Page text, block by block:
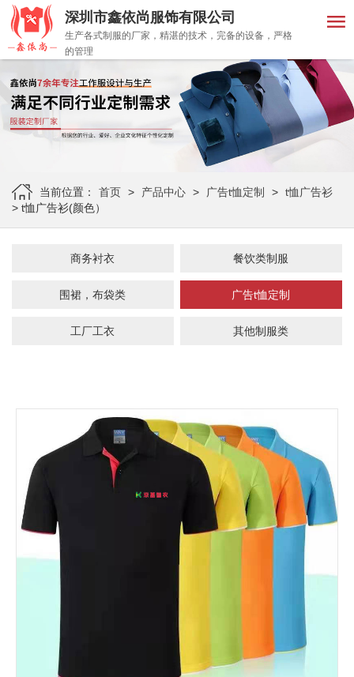
深圳市鑫依尚服饰有限公司
生产各式制服的厂家，精湛的技术，完备的设备，严格
的管理
MENU
首页
商务衬衣
餐饮类制服
联系我们
当前位置： 首页 > 产品中心 > 广告t恤定制 > t恤广告衫
> t恤广告衫(颜色）
商务衬衣 餐饮类制服
围裙，布袋类 广告t恤定制
工厂工衣 其他制服类